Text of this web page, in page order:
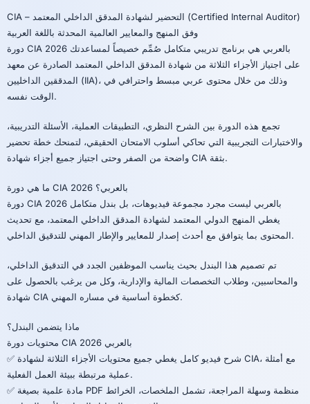
CIA – التحضير لشهادة المدقق الداخلي المعتمد (Certified Internal Auditor)
وفق المنهج والمعايير العالمية المحدثة باللغة العربية
دورة CIA 2026 بالعربي هي برنامج تدريبي متكامل صُمِّم خصيصاً لمساعدتك
على اجتياز الأجزاء الثلاثة من شهادة المدقق الداخلي المعتمد الصادرة عن معهد
المدققين الداخليين (IIA)، وذلك من خلال محتوى عربي مبسط واحترافي في
الوقت نفسه.
تجمع هذه الدورة بين الشرح النظري، التطبيقات العملية، الأسئلة التدريبية،
والاختبارات التجريبية التي تحاكي أسلوب الامتحان الحقيقي، لتمنحك خطة تحضير
واضحة من الصفر وحتى اجتياز جميع أجزاء شهادة CIA بثقة.
ما هي دورة CIA 2026 بالعربي؟
دورة CIA 2026 بالعربي ليست مجرد مجموعة فيديوهات، بل بندل متكامل
يغطي المنهج الدولي المعتمد لشهادة المدقق الداخلي المعتمد، مع تحديث
المحتوى بما يتوافق مع أحدث إصدار للمعايير والإطار المهني للتدقيق الداخلي.
تم تصميم هذا البندل بحيث يناسب الموظفين الجدد في التدقيق الداخلي،
والمحاسبين، وطلاب التخصصات المالية والإدارية، وكل من يرغب بالحصول على
شهادة CIA كخطوة أساسية في مساره المهني.
ماذا يتضمن البندل؟
محتويات دورة CIA 2026 بالعربي
✅ شرح فيديو كامل يغطي جميع محتويات الأجزاء الثلاثة لشهادة CIA، مع أمثلة
عملية مرتبطة ببيئة العمل الفعلية.
✅ مادة علمية بصيغة PDF منظمة وسهلة المراجعة، تشمل الملخصات، الخرائط